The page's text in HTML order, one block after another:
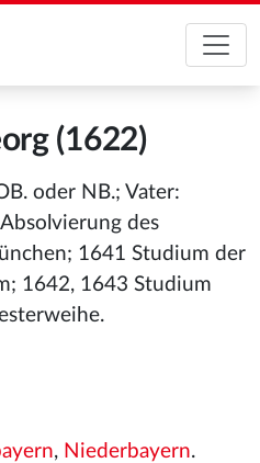
(1622)
oder NB.; Vater:
des
1641 Studium der
1642, 1643 Studium
, Niederbayern.